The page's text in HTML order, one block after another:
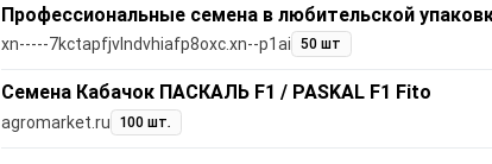
Профессиональные семена в любительской
xn-----7kctapfjvlndvhiafp8oxc.xn--p1ai 50 шт
Семена Кабачок ПАСКАЛЬ F1 / PASKAL F1 Fito
agromarket.ru 100 шт.